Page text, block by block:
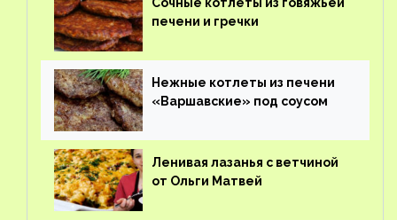
печени и гречки
Нежные котлеты из печени
«Варшавские» под соусом
Ленивая лазанья с ветчиной
от Ольги Матвей